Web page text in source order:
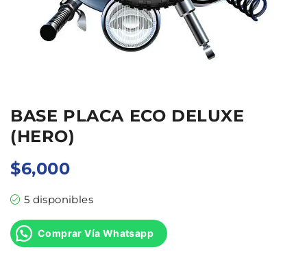
BASE PLACA ECO DELUXE
(HERO)
$6,000
5 disponibles
Comprar Vía Whatsapp